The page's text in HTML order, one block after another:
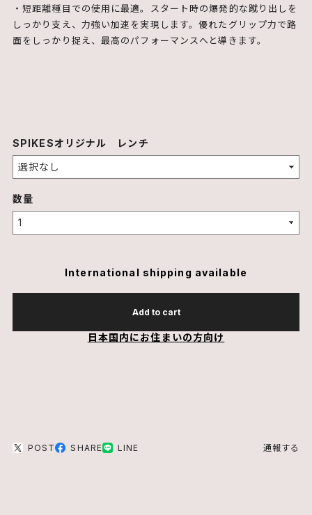
・短距離種目での使用に最適。スタート時の爆発的な蹴り出しを
しっかり支え、力強い加速を実現します。優れたグリップ力で路
面をしっかり捉え、最高のパフォーマンスへと導きます。
SPIKESオリジナル レンチ
数量
International shipping available
Add to cart
日本国内にお住まいの方向け
POST SHARE LINE 通報する